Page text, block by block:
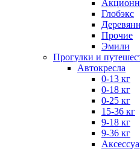
Глобэкс
Прочие
Эмили
Прогулки и
Автокресла
0-13 кг
0-18 кг
0-25 кг
15-36 кг
9-18 кг
9-36 кг